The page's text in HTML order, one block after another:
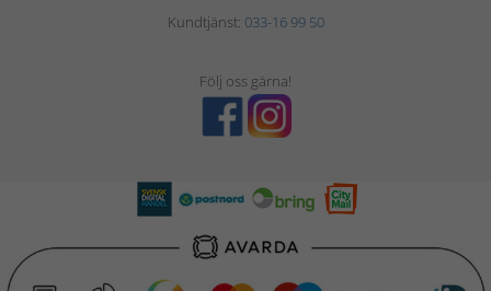
Kundtjänst: 033-16 99 50
Följ oss gärna!